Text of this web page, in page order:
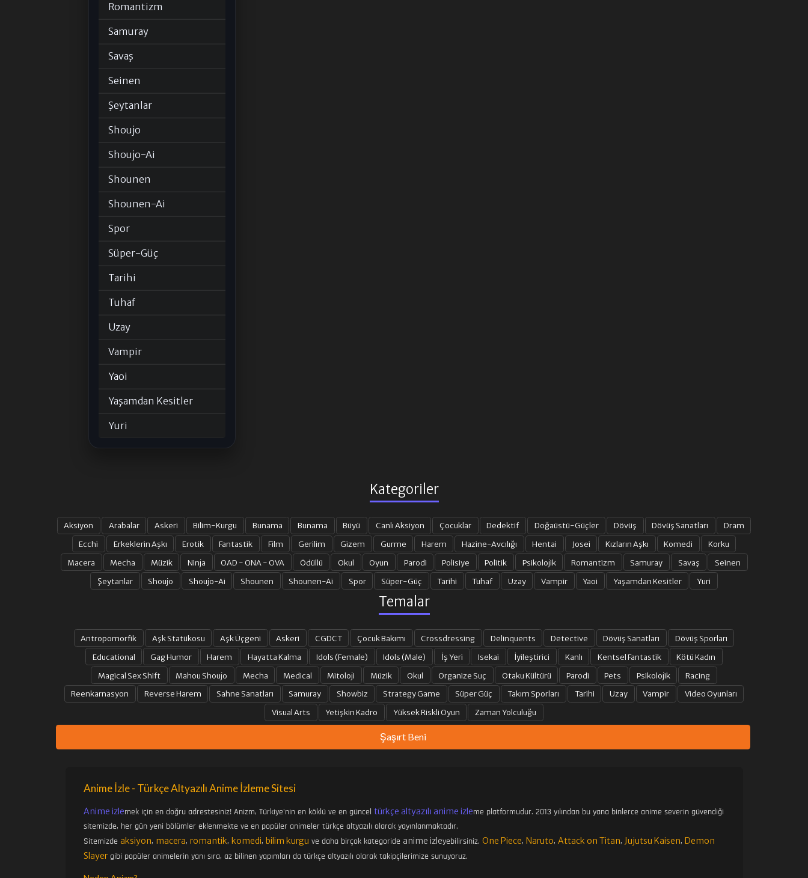
Romantizm
Samuray
Savaş
Seinen
Şeytanlar
Shoujo
Shoujo-Ai
Shounen
Shounen-Ai
Spor
Süper-Güç
Tarihi
Tuhaf
Uzay
Vampir
Yaoi
Yaşamdan Kesitler
Yuri
Kategoriler
Aksiyon Arabalar Askeri Bilim-Kurgu Bunama Bunama Büyü Canlı Aksiyon Çocuklar Dedektif Doğaüstü-Güçler Dövüş Dövüş Sanatları
Dram
Ecchi
Erkeklerin Aşkı Erotik Fantastik Film Gerilim Gizem Gurme Harem Hazine-Avcılığı Hentai Josei Kızların Aşkı Komedi
Korku
Macera
Mecha Müzik Ninja OAD - ONA - OVA Ödüllü Okul Oyun Parodi Polisiye Politik Psikolojik Romantizm Samuray Savaş
Seinen
Şeytanlar
Shoujo Shoujo-Ai Shounen Shounen-Ai Spor Süper-Güç Tarihi Tuhaf Uzay Vampir Yaoi Yaşamdan Kesitler Yuri
Temalar
Antropomorfik Aşk Statükosu Aşk Üçgeni Askeri CGDCT Çocuk Bakımı Crossdressing Delinquents Detective Dövüş Sanatları
Dövüş Sporları
Educational
Gag Humor Harem Hayatta Kalma Idols (Female) Idols (Male) İş Yeri Isekai İyileştirici Kanlı Kentsel Fantastik
Kötü Kadın
Magical Sex Shift
Mahou Shoujo Mecha Medical Mitoloji Müzik Okul Organize Suç Otaku Kültürü Parodi Pets Psikolojik
Racing
Reenkarnasyon
Reverse Harem Sahne Sanatları Samuray Showbiz Strategy Game Süper Güç Takım Sporları Tarihi Uzay Vampir
Video Oyunları
Visual Arts
Yetişkin Kadro Yüksek Riskli Oyun Zaman Yolculuğu
Şaşırt Beni
Anime İzle - Türkçe Altyazılı Anime İzleme Sitesi
Anime izlemek için en doğru adrestesiniz! Anizm, Türkiye'nin en köklü ve en güncel türkçe altyazılı anime izleme platformudur. 2013 yılından bu yana binlerce anime severin güvendiği
sitemizde, her gün yeni bölümler eklenmekte ve en popüler animeler türkçe altyazılı olarak yayınlanmaktadır.
Sitemizde aksiyon, macera, romantik, komedi, bilim kurgu ve daha birçok kategoride anime izleyebilirsiniz. One Piece, Naruto, Attack on Titan, Jujutsu Kaisen, Demon
Slayergibi popüler animelerin yanı sıra, az bilinen yapımları da türkçe altyazılı olarak takipçilerimize sunuyoruz.